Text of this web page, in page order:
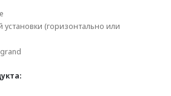
установки (горизонтально или